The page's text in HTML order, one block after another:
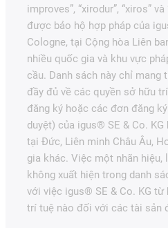
improves”, “xirodur”, “xiros”
được bảo hộ hợp pháp của
Cologne, tại Cộng hòa Liên
nhiều quốc gia và khu vực
cầu. Danh sách này chỉ mang
đầy đủ về các quyền sở hữu
đăng ký hoặc các đơn đăng
duyệt) của igus® SE & Co.
tại Đức, Liên minh Châu Âu,
gia khác. Việc một nhãn hiệu,
không xuất hiện trong danh
với việc igus® SE & Co. KG
trí tuệ nào đối với các tài sản